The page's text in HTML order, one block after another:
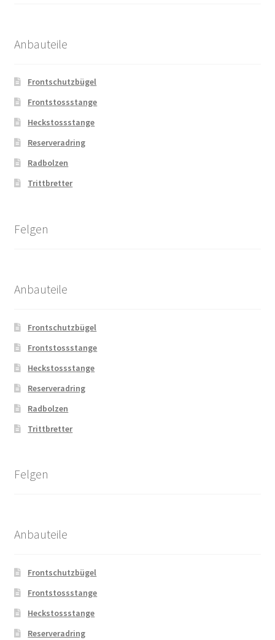
Anbauteile
Frontschutzbügel
Frontstossstange
Heckstossstange
Reserveradring
Radbolzen
Trittbretter
Felgen
Anbauteile
Frontschutzbügel
Frontstossstange
Heckstossstange
Reserveradring
Radbolzen
Trittbretter
Felgen
Anbauteile
Frontschutzbügel
Frontstossstange
Heckstossstange
Reserveradring